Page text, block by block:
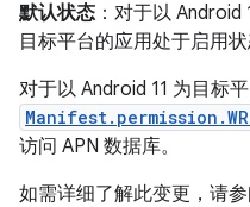
默认状态 ：对于以
目标平台的应用处于启用状
对于以 Android 11 为目标
访问 APN 数据库。
如需详细了解此变更，请参